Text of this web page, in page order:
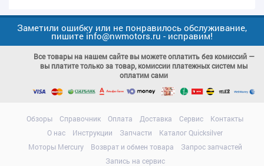
Заметили ошибку или не понравилось обслуживание,
пишите info@nwmotors.ru - исправим!
Все товары на нашем сайте вы можете оплатить без комиссий —
вы платите только за товар, комиссии платежных систем мы
оплатим сами
Обзоры Справочник Оплата Доставка Сервис
Контакты
О нас
Инструкции Запчасти
Каталог Quicksilver
Моторы Mercury
Возврат и обмен товара
Запрос запчастей
Запись на сервис